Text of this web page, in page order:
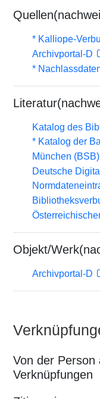
* Kalliope-
Archivportal-D
*
Katalog des
* Katalog der
München (BSB)
Deutsche
Objekt/
Archivportal-D
Von der Person
Verknüpfungen